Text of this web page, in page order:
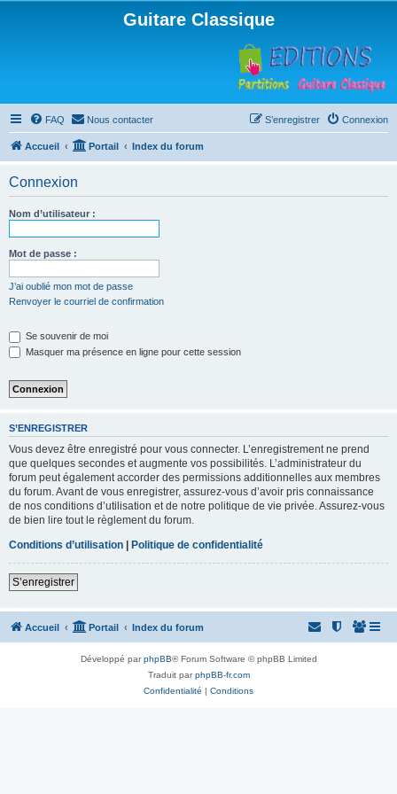
Guitare Classique
FAQ Nous contacter Connexion
S’enregistrer
Accueil Portail Index du forum
Connexion
Nom d’utilisateur :
Mot de passe :
J’ai oublié mon mot de passe
Renvoyer le courriel de confirmation
Se souvenir de moi
Masquer ma présence en ligne pour cette session
S’ENREGISTRER
Vous devez être enregistré pour vous connecter. L’enregistrement ne prend
que quelques secondes et augmente vos possibilités. L’administrateur du
forum peut également accorder des permissions additionnelles aux membres
du forum. Avant de vous enregistrer, assurez-vous d’avoir pris connaissance
de nos conditions d’utilisation et de notre politique de vie privée. Assurez-vous
de bien lire tout le règlement du forum.
Conditions d’utilisation | Politique de confidentialité
S’enregistrer
Accueil Portail Index du forum
Développé parphpBB® Forum Software © phpBB Limited
Traduit parphpBB-fr.com
Confidentialité | Conditions